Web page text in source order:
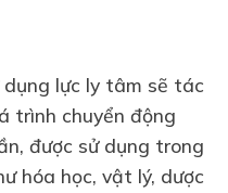
dụng lực ly tâm sẽ tác
trình chuyển động
được sử dụng trong
hóa học, vật lý, dược